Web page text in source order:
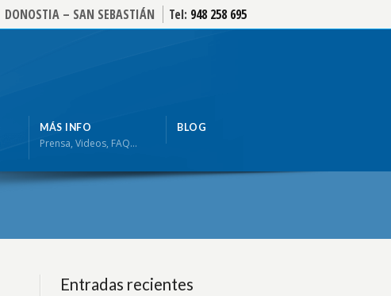
DONOSTIA – SAN SEBASTIÁN Tel: 948 258 695
MÁS INFO
Prensa, Videos, FAQ…
BLOG
Entradas recientes